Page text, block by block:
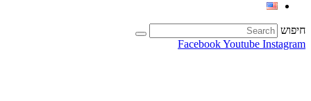
חיפוש
FacebookYoutube Instagram